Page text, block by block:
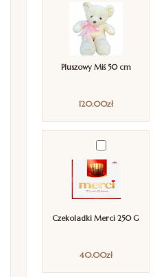
Pluszowy Miś 50 cm
120.00zł
Czekoladki Merci 250 G
40.00zł